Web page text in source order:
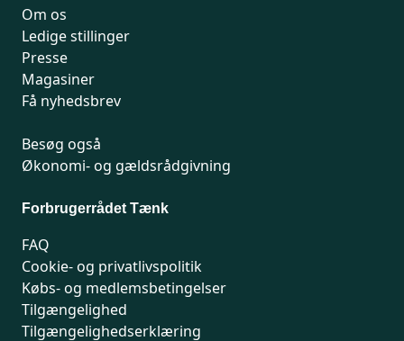
Om os
Ledige stillinger
Presse
Magasiner
Få nyhedsbrev
Besøg også
Økonomi- og gældsrådgivning
Forbrugerrådet Tænk
FAQ
Cookie- og privatlivspolitik
Købs- og medlemsbetingelser
Tilgængelighed
Tilgængelighedserklæring